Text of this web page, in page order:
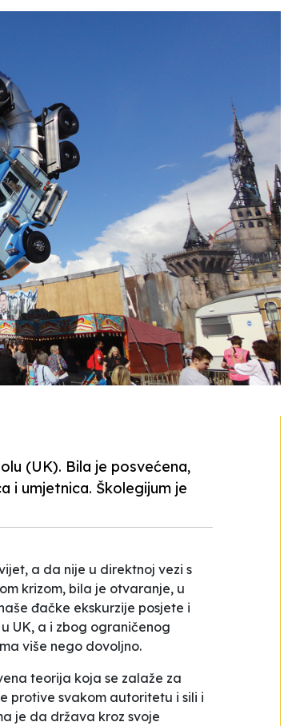
(UK). Bila je posvećena,
i umjetnica. Školegijum je
a da nije u direktnoj vezi s
krizom, bila je otvaranje, u
đačke ekskurzije posjete i
UK, a i zbog ograničenog
više nego dovoljno.
teorija koja se zalaže za
protive svakom autoritetu i sili i
je da država kroz svoje